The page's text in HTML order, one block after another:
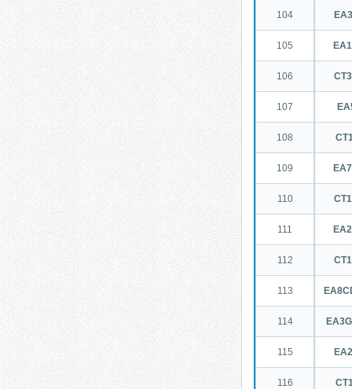
104
105
106
107
108
109
110
111
112
113
114
115
116